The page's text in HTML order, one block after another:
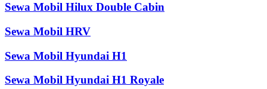
Sewa Mobil Hilux Double Cabin
Sewa Mobil HRV
Sewa Mobil Hyundai H1
Sewa Mobil Hyundai H1 Royale